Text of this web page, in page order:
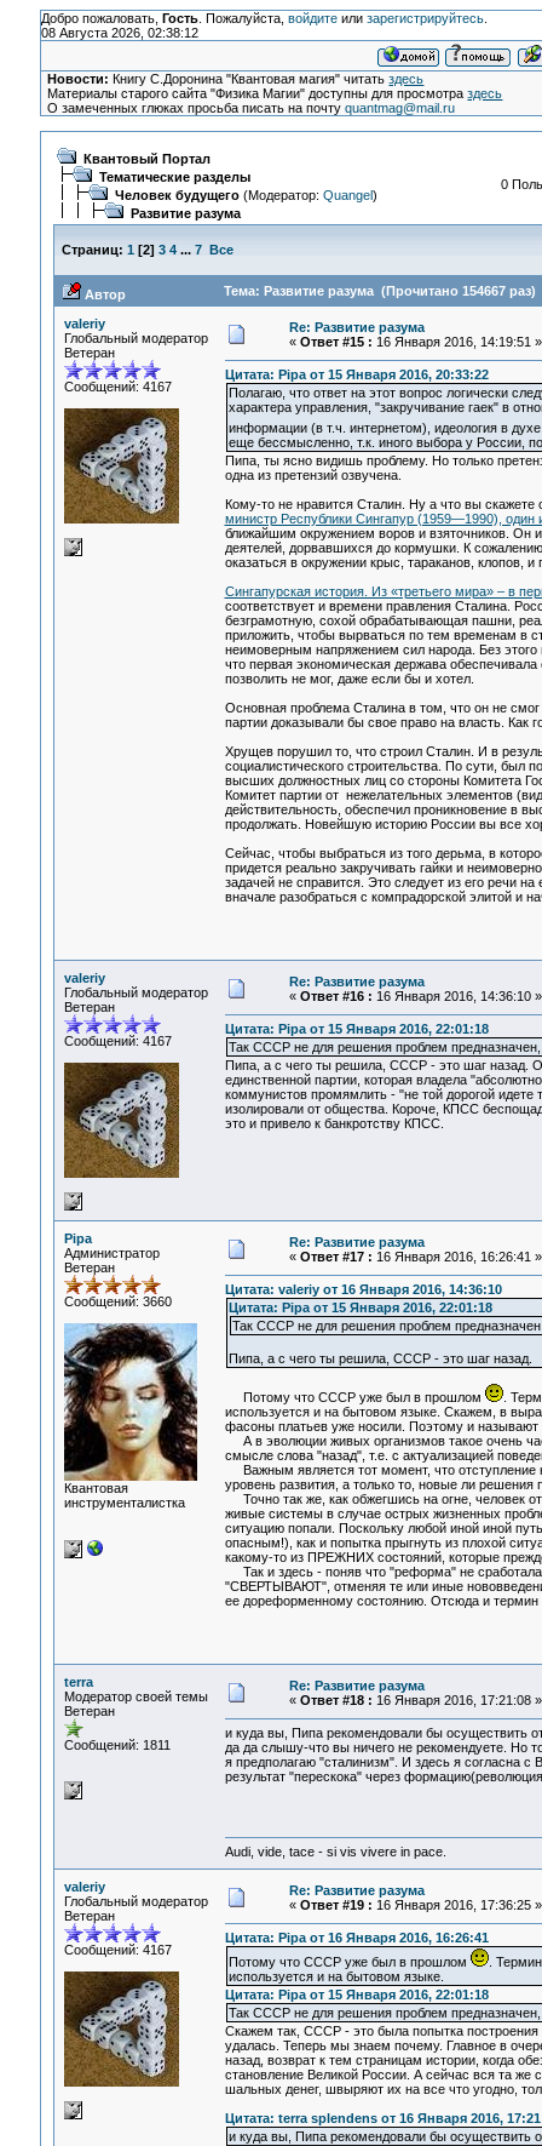
Добро пожаловать, Гость. Пожалуйста, войдитеили зарегистрируйтесь.
08 Августа 2026, 02:38:12
Новости: Книгу С.Доронина "Квантовая магия" читатьздесь
Материалы старого сайта "Физика Магии" доступны для просмотраздесь
О замеченных глюках просьба писать на почтуquantmag@mail.ru
Квантовый Портал
Тематические разделы
Человек будущего(Модератор: Quangel)
Развитие разума
0
Страниц: 1 [2] 3 4 ... 7 Все
Автор Тема: Развитие разума (Прочитано 154667 раз)
valeriy
Глобальный модератор
Ветеран
Сообщений: 4167
Re: Развитие разума
« Ответ #15 : 16 Января 2016, 14:19:51 »
Цитата: Pipa от 15 Января 2016, 20:33:22
Полагаю, что ответ на этот вопрос логически
характера управления, "закручивание гаек" в
информации (в т.ч. интернетом), идеология в
еще бессмысленно, т.к. иного выбора у России,
Пипа, ты ясно видишь проблему. Но только
одна из претензий озвучена.
Кому-то не нравится Сталин. Ну а что вы
министр Республики Сингапур (1959—1990), один
ближайшим окружением воров и взяточников. Он
деятелей, дорвавшихся до кормушки. К
оказаться в окружении крыс, тараканов, клопов, и
Сингапурская история. Из «третьего мира» – в
соответствует и времени правления Сталина.
безграмотную, сохой обрабатывающая пашни,
приложить, чтобы вырваться по тем временам в
неимоверным напряжением сил народа. Без
что первая экономическая держава
позволить не мог, даже если бы и хотел.
Основная проблема Сталина в том, что он не
партии доказывали бы свое право на власть. Как
Хрущев порушил то, что строил Сталин. И в
социалистического строительства. По сути, был
высших должностных лиц со стороны Комитета
Комитет партии от нежелательных элементов
действительность, обеспечил проникновение в
продолжать. Новейшую историю России вы все
Сейчас, чтобы выбраться из того дерьма, в
придется реально закручивать гайки и
задачей не справится. Это следует из его речи
вначале разобраться с компрадорской элитой и
valeriy
Глобальный модератор
Ветеран
Сообщений: 4167
Re: Развитие разума
« Ответ #16 : 16 Января 2016, 14:36:10 »
Цитата: Pipa от 15 Января 2016, 22:01:18
Так СССР не для решения проблем
Пипа, а с чего ты решила, СССР - это шаг назад.
единственной партии, которая владела
коммунистов промямлить - "не той дорогой
изолировали от общества. Короче, КПСС
это и привело к банкротству КПСС.
Pipa
Администратор
Ветеран
Сообщений: 3660
Квантовая
инструменталистка
Re: Развитие разума
« Ответ #17 : 16 Января 2016, 16:26:41 »
Цитата: valeriy от 16 Января 2016, 14:36:10
Цитата: Pipa от 15 Января 2016, 22:01:18
Так СССР не для решения проблем
Пипа, а с чего ты решила, СССР - это шаг назад.
Потому что СССР уже был в прошлом
.
используется и на бытовом языке. Скажем, в
фасоны платьев уже носили. Поэтому и называют
А в эволюции живых организмов такое очень
смысле слова "назад", т.е. с актуализацией
Важным является тот момент, что отступление
уровень развития, а только то, новые ли
Точно так же, как обжегшись на огне, человек
живые системы в случае острых жизненных
ситуацию попали. Поскольку любой иной иной
опасным!), как и попытка прыгнуть из плохой
какому-то из ПРЕЖНИХ состояний, которые
Так и здесь - поняв что "реформа" не
"СВЕРТЫВАЮТ", отменяя те или иные
ее дореформенному состоянию. Отсюда и термин
terra
Модератор своей темы
Ветеран
Сообщений: 1811
Re: Развитие разума
« Ответ #18 : 16 Января 2016, 17:21:08 »
и куда вы, Пипа рекомендовали бы осуществить
да да слышу-что вы ничего не рекомендуете. Но
я предполагаю "сталинизм". И здесь я согласна с
результат "перескока" через
Audi, vide, tace - si vis vivere in pace.
valeriy
Глобальный модератор
Ветеран
Сообщений: 4167
Re: Развитие разума
« Ответ #19 : 16 Января 2016, 17:36:25 »
Цитата: Pipa от 16 Января 2016, 16:26:41
Потому что СССР уже был в прошлом
. Термин
используется и на бытовом языке.
Цитата: Pipa от 15 Января 2016, 22:01:18
Так СССР не для решения проблем
Скажем так, СССР - это была попытка построения
удалась. Теперь мы знаем почему. Главное в
назад, возврат к тем страницам истории, когда
становление Великой России. А сейчас вся та же
шальных денег, швыряют их на все что угодно,
Цитата: terra splendens от 16 Января 2016,
и куда вы, Пипа рекомендовали бы осуществить